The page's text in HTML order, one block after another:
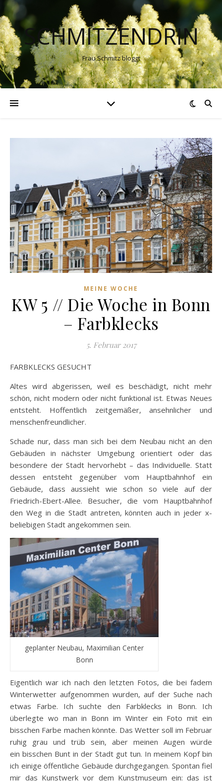
SCHMITZENDRIN
Frau Schmitz bloggt
MEINE WOCHE
KW 5 // Die Woche in Bonn
– Farbklecks
5. Februar 2017
FARBKLECKS GESUCHT
Altes wird abgerissen, weil es beschädigt, nicht mehr
schön, nicht modern oder nicht funktional ist. Etwas Neues
entsteht. Hoffentlich zeitgemäßer, ansehnlicher und
menschenfreundlicher.
Schade nur, dass man sich bei dem Neubau nicht an den
Gebäuden in nächster Umgebung orientiert oder das
besondere der Stadt hervorhebt – das Individuelle. Statt
dessen entsteht gegenüber vom Hauptbahnhof ein
Gebäude, dass aussieht wie schon so viele auf der
Friedrich-Ebert-Allee. Besucher, die vom Hauptbahnhof
den Weg in die Stadt antreten, könnten auch in jeder x-
beliebigen Stadt angekommen sein.
geplanter Neubau, Maximilian Center
Bonn
Eigentlich war ich nach den letzten Fotos, die bei fadem
Winterwetter aufgenommen wurden, auf der Suche nach
etwas Farbe. Ich suchte den Farbklecks in Bonn. Ich
überlegte wo man in Bonn im Winter ein Foto mit ein
bisschen Farbe machen könnte. Das Wetter soll im Februar
ruhig grau und trüb sein, aber meinen Augen würde
ein bisschen Bunt in der Stadt gut tun. In meinem Kopf bin
ich einige öffentliche Gebäude durchgegangen. Spontan fiel
mir das Kunstwerk vor dem Kunstmuseum ein: das ist